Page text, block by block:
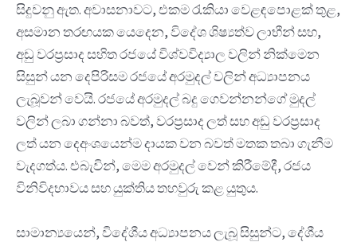
සිදුවනු ඇත. අවාසනාවට, එකම රැකියා වෙළඳපොළක් තුළ,
අසමාන තරඟයක යෙදෙන, විදේශ ශිෂ්‍යත්ව ලාභීන් සහ,
අඩු වරප්‍රසාද සහිත රජයේ විශ්වවිද්‍යාල වලින් නික්මෙන
සිසුන් යන දෙපිරිසම රජයේ අරමුදල් වලින් අධ්‍යාපනය
ලැබූවන් වෙයි. රජයේ අරමුදල් බදු ගෙවන්නන්ගේ මුදල්
වලින් ලබා ගන්නා බවත්, වරප්‍රසාද ලත් සහ අඩු වරප්‍රසාද
ලත් යන දෙඅංශයෙන්ම දායක වන බවත් මතක තබා ගැනීම
වැදගත්ය. එබැවින්, මෙම අරමුදල් වෙන් කිරීමේදී, රජය
විනිවිදභාවය සහ යුක්තිය තහවුරු කළ යුතුය.
සාමාන්‍යයෙන්, විදේශීය අධ්‍යාපනය ලැබූ සිසුන්ට, දේශීය